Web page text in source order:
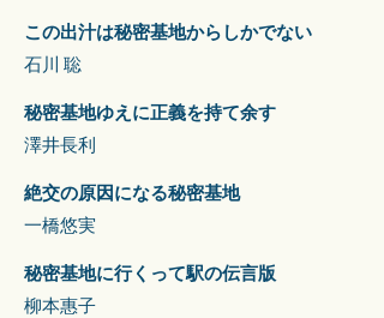
この出汁は秘密基地からしかでない​
​石川 聡
秘密基地ゆえに正義を持て余す
澤井長利
絶交の原因になる秘密基地
一橋悠実
秘密基地に行くって駅の伝言版
柳本惠子